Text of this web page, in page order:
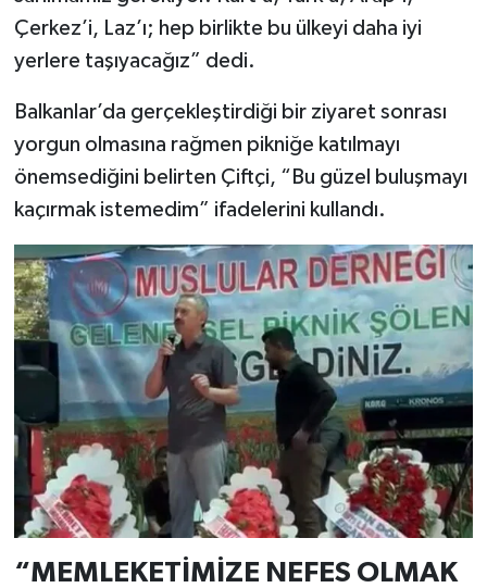
Çerkez’i, Laz’ı; hep birlikte bu ülkeyi daha iyi
yerlere taşıyacağız” dedi.
Balkanlar’da gerçekleştirdiği bir ziyaret sonrası
yorgun olmasına rağmen pikniğe katılmayı
önemsediğini belirten Çiftçi, “Bu güzel buluşmayı
kaçırmak istemedim” ifadelerini kullandı.
“MEMLEKETİMİZE NEFES OLMAK